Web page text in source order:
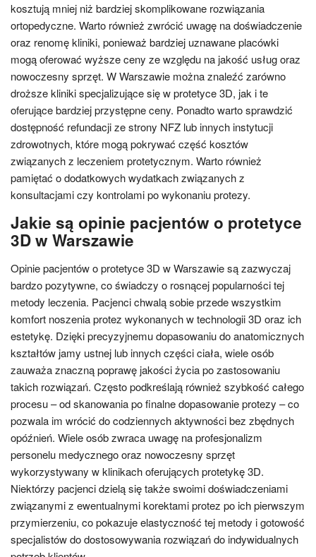
kosztują mniej niż bardziej skomplikowane rozwiązania
ortopedyczne. Warto również zwrócić uwagę na doświadczenie
oraz renomę kliniki, ponieważ bardziej uznawane placówki
mogą oferować wyższe ceny ze względu na jakość usług oraz
nowoczesny sprzęt. W Warszawie można znaleźć zarówno
droższe kliniki specjalizujące się w protetyce 3D, jak i te
oferujące bardziej przystępne ceny. Ponadto warto sprawdzić
dostępność refundacji ze strony NFZ lub innych instytucji
zdrowotnych, które mogą pokrywać część kosztów
związanych z leczeniem protetycznym. Warto również
pamiętać o dodatkowych wydatkach związanych z
konsultacjami czy kontrolami po wykonaniu protezy.
Jakie są opinie pacjentów o protetyce
3D w Warszawie
Opinie pacjentów o protetyce 3D w Warszawie są zazwyczaj
bardzo pozytywne, co świadczy o rosnącej popularności tej
metody leczenia. Pacjenci chwalą sobie przede wszystkim
komfort noszenia protez wykonanych w technologii 3D oraz ich
estetykę. Dzięki precyzyjnemu dopasowaniu do anatomicznych
kształtów jamy ustnej lub innych części ciała, wiele osób
zauważa znaczną poprawę jakości życia po zastosowaniu
takich rozwiązań. Często podkreślają również szybkość całego
procesu – od skanowania po finalne dopasowanie protezy – co
pozwala im wrócić do codziennych aktywności bez zbędnych
opóźnień. Wiele osób zwraca uwagę na profesjonalizm
personelu medycznego oraz nowoczesny sprzęt
wykorzystywany w klinikach oferujących protetykę 3D.
Niektórzy pacjenci dzielą się także swoimi doświadczeniami
związanymi z ewentualnymi korektami protez po ich pierwszym
przymierzeniu, co pokazuje elastyczność tej metody i gotowość
specjalistów do dostosowywania rozwiązań do indywidualnych